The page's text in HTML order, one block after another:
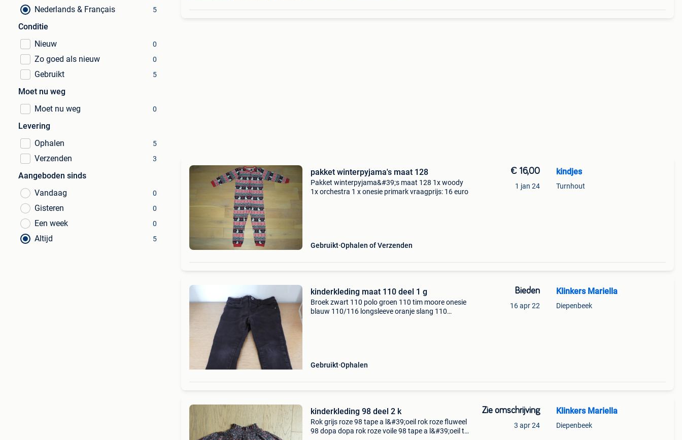
Nederlands & Français 5
Conditie
Nieuw
0
Zo goed als nieuw 0
Gebruikt 5
Moet nu weg
Moet nu weg
0
Levering
Ophalen
5
Verzenden 3
Aangeboden sinds
Vandaag
0
Gisteren 0
Een week 0
Altijd 5
pakket winterpyjama's maat 128
Pakket winterpyjama&#39;s maat 128 1x woody
1x orchestra 1 x onesie primark vraagprijs: 16 euro
Gebruikt Ophalen of Verzenden
€ 16,00
1 jan 24
kindjes
Turnhout
kinderkleding maat 110 deel 1 g
Broek zwart 110 polo groen 110 tim moore onesie
blauw 110/116 longsleeve oranje slang 110
Gebruikt Ophalen
Bieden
16 apr 22
Klinkers Mariella
Diepenbeek
kinderkleding 98 deel 2 k
Rok grijs roze 98 tape a l&#39;oeil rok roze fluweel
98 dopa dopa rok roze voile 98 tape a l&#39;oeil t
Zie omschrijving
3 apr 24
Klinkers Mariella
Diepenbeek